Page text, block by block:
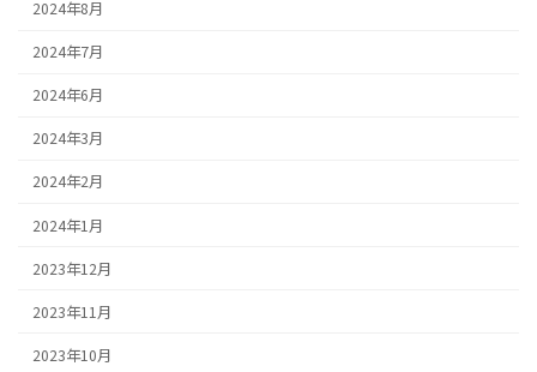
2024年8月
2024年7月
2024年6月
2024年3月
2024年2月
2024年1月
2023年12月
2023年11月
2023年10月